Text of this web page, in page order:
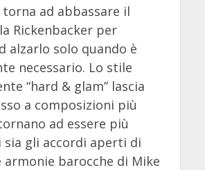
torna ad abbassare il
Rickenbacker per
alzarlo solo quando è
necessario. Lo stile
“hard & glam” lascia
a composizioni più
ad essere più
gli accordi aperti di
armonie barocche di Mike